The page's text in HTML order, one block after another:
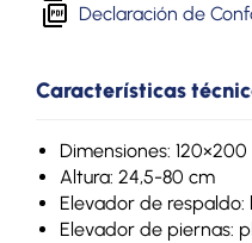
Declaración de
Características
Dimensiones:
Altura: 24,5-80 cm
Elevador de respaldo:
Elevador de piernas: